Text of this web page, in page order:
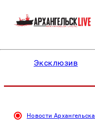
Эксклюзив
Новости Архангельска